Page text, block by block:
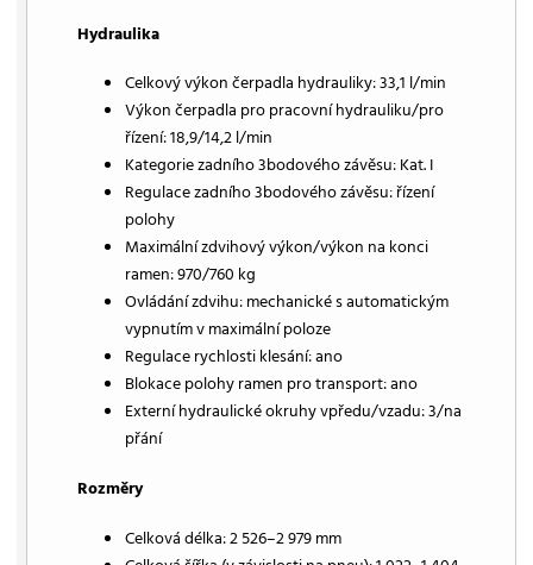
Hydraulika
Celkový výkon čerpadla hydrauliky: 33,1 l/min
Výkon čerpadla pro pracovní hydrauliku/pro
řízení: 18,9/14,2 l/min
Kategorie zadního 3bodového závěsu: Kat. I
Regulace zadního 3bodového závěsu: řízení
polohy
Maximální zdvihový výkon/výkon na konci
ramen: 970/760 kg
Ovládání zdvihu: mechanické s automatickým
vypnutím v maximální poloze
Regulace rychlosti klesání: ano
Blokace polohy ramen pro transport: ano
Externí hydraulické okruhy vpředu/vzadu: 3/na
přání
Rozměry
Celková délka: 2 526–2 979 mm